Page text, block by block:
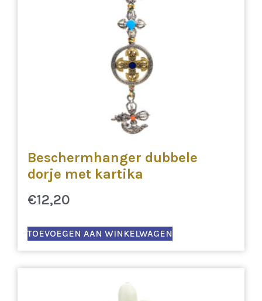
Beschermhanger dubbele
dorje met kartika
€12,20
TOEVOEGEN AAN WINKELWAGEN